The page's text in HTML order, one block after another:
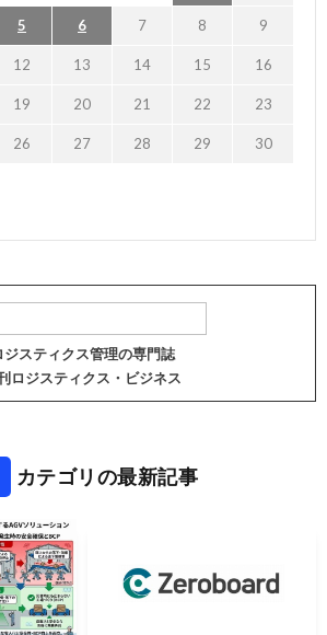
5 6 7 8 9
12 13 14 15 16
19 20 21 22 23
26 27 28 29 30
ジスティクス管理の専門誌
ロジスティクス・ビジネス
カテゴリの最新記事